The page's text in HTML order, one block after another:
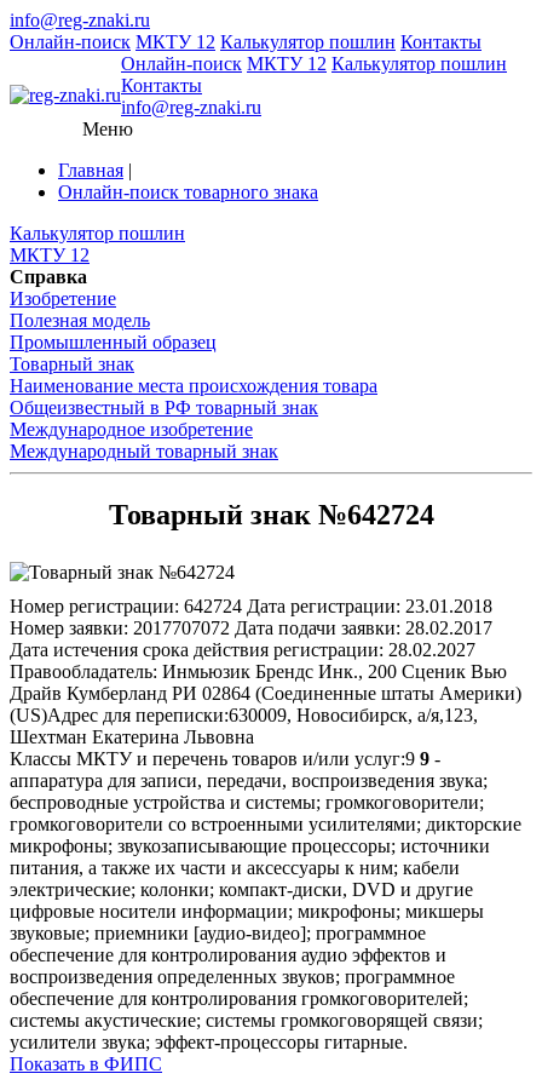
info@reg-znaki.ru
Онлайн-поиск МКТУ 12 Калькулятор пошлин Контакты
Онлайн-поиск МКТУ 12 Калькулятор пошлин
Контакты
info@reg-znaki.ru
Меню
Главная |
Онлайн-поиск товарного знака
Калькулятор пошлин
МКТУ 12
Справка
Изобретение
Полезная модель
Промышленный образец
Товарный знак
Наименование места происхождения товара
Общеизвестный в РФ товарный знак
Международное изобретение
Международный товарный знак
Товарный знак №642724
Номер регистрации: 642724 Дата регистрации: 23.01.2018
Номер заявки: 2017707072 Дата подачи заявки: 28.02.2017
Дата истечения срока действия регистрации: 28.02.2027
Правообладатель: Инмьюзик Брендс Инк., 200 Сценик Вью
Драйв Кумберланд РИ 02864 (Соединенные штаты Америки)
(US)Адрес для переписки:630009, Новосибирск, а/я,123,
Шехтман Екатерина Львовна
Классы МКТУ и перечень товаров и/или услуг:9 9 -
аппаратура для записи, передачи, воспроизведения звука;
беспроводные устройства и системы; громкоговорители;
громкоговорители со встроенными усилителями; дикторские
микрофоны; звукозаписывающие процессоры; источники
питания, а также их части и аксессуары к ним; кабели
электрические; колонки; компакт-диски, DVD и другие
цифровые носители информации; микрофоны; микшеры
звуковые; приемники [аудио-видео]; программное
обеспечение для контролирования аудио эффектов и
воспроизведения определенных звуков; программное
обеспечение для контролирования громкоговорителей;
системы акустические; системы громкоговорящей связи;
усилители звука; эффект-процессоры гитарные.
Показать в ФИПС